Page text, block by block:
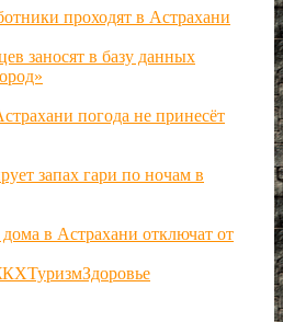
проходят в Астрахани
заносят в базу данных
погода не принесёт
запах гари по ночам в
в Астрахани отключат от
ТуризмЗдоровье